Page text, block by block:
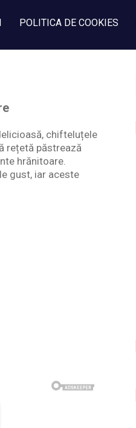
POLITICA DE COOKIES
chifteluțele
rețetă păstrează
hrănitoare.
gust, iar aceste